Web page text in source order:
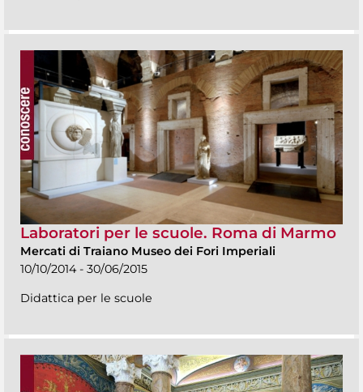
Laboratori per le scuole. Roma di Marmo
Mercati di Traiano Museo dei Fori Imperiali
10/10/2014 - 30/06/2015
Didattica per le scuole